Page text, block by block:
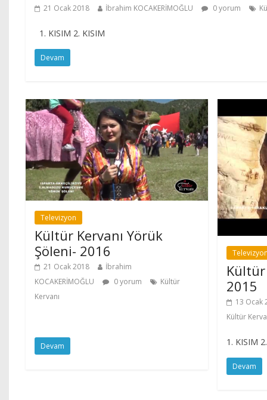
21 Ocak 2018 İbrahim KOCAKERİMOĞLU 0 yorum
1. KISIM 2. KISIM
Devam
Televizyon
Kültür Kervanı Yörük
Şöleni- 2016
21 Ocak 2018
İbrahim
KOCAKERİMOĞLU
0 yorum
Kültür
Kervanı
Devam
Kültür
2015
13 Ocak
Kültür
1. KISIM
Devam